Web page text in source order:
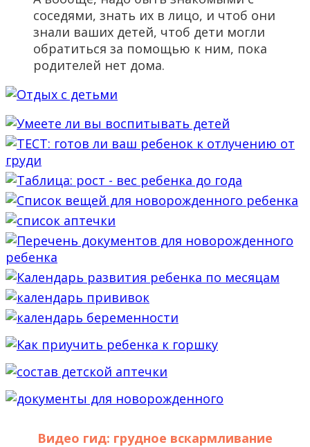
соседями, знать их в лицо, и чтоб они
знали ваших детей, чтоб дети могли
обратиться за помощью к ним, пока
родителей нет дома.
Видео гид: грудное вскармливание